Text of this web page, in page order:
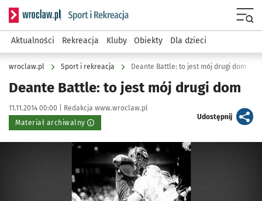
Serwis informacyjny wroclaw.pl podserwis: Sport i rekreacja
Aktualności Rekreacja Kluby Obiekty Dla dzieci
wroclaw.pl Sport i rekreacja Deante Battle: to jest mój drugi dom
Deante Battle: to jest mój drugi dom
Data publikacji:
11.11.2014 00:00 | Autor:
Redakcja www.wroclaw.pl
Materiał archiwalny
Udostępnijartykuł
Kliknij, aby powiększyć